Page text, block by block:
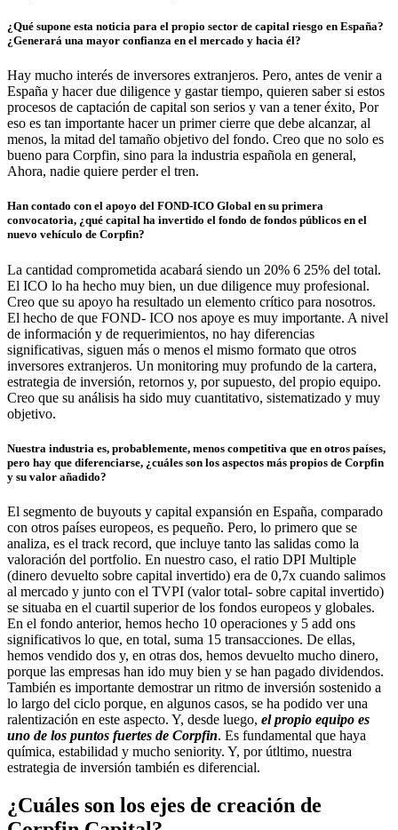
¿Qué supone esta noticia para el propio sector de capital riesgo en España?
¿Generará una mayor confianza en el mercado y hacia él?
Hay mucho interés de inversores extranjeros. Pero, antes de venir a
España y hacer due diligence y gastar tiempo, quieren saber si estos
procesos de captación de capital son serios y van a tener éxito, Por
eso es tan importante hacer un primer cierre que debe alcanzar, al
menos, la mitad del tamaño objetivo del fondo. Creo que no solo es
bueno para Corpfin, sino para la industria española en general,
Ahora, nadie quiere perder el tren.
Han contado con el apoyo del FOND-ICO Global en su primera
convocatoria, ¿qué capital ha invertido el fondo de fondos públicos en el
nuevo vehículo de Corpfin?
La cantidad comprometida acabará siendo un 20% 6 25% del total.
El ICO lo ha hecho muy bien, un due diligence muy profesional.
Creo que su apoyo ha resultado un elemento crítico para nosotros.
El hecho de que FOND- ICO nos apoye es muy importante. A nivel
de información y de requerimientos, no hay diferencias
significativas, siguen más o menos el mismo formato que otros
inversores extranjeros. Un monitoring muy profundo de la cartera,
estrategia de inversión, retornos y, por supuesto, del propio equipo.
Creo que su análisis ha sido muy cuantitativo, sistematizado y muy
objetivo.
Nuestra industria es, probablemente, menos competitiva que en otros países,
pero hay que diferenciarse, ¿cuáles son los aspectos más propios de Corpfin
y su valor añadido?
El segmento de buyouts y capital expansión en España, comparado
con otros países europeos, es pequeño. Pero, lo primero que se
analiza, es el track record, que incluye tanto las salidas como la
valoración del portfolio. En nuestro caso, el ratio DPI Multiple
(dinero devuelto sobre capital invertido) era de 0,7x cuando salimos
al mercado y junto con el TVPI (valor total- sobre capital invertido)
se situaba en el cuartil superior de los fondos europeos y globales.
En el fondo anterior, hemos hecho 10 operaciones y 5 add ons
significativos lo que, en total, suma 15 transacciones. De ellas,
hemos vendido dos y, en otras dos, hemos devuelto mucho dinero,
porque las empresas han ido muy bien y se han pagado dividendos.
También es importante demostrar un ritmo de inversión sostenido a
lo largo del ciclo porque, en algunos casos, se ha podido ver una
ralentización en este aspecto. Y, desde luego, el propio equipo es
uno de los puntos fuertes de Corpfin. Es fundamental que haya
química, estabilidad y mucho seniority. Y, por útltimo, nuestra
estrategia de inversión también es diferencial.
¿Cuáles son los ejes de creación de